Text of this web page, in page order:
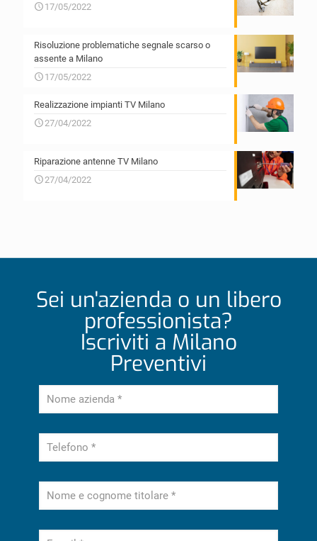
17/05/2022
Risoluzione problematiche segnale scarso o
assente a Milano
17/05/2022
Realizzazione impianti TV Milano
27/04/2022
Riparazione antenne TV Milano
27/04/2022
Sei un'azienda o un libero
professionista?
Iscriviti a Milano
Preventivi